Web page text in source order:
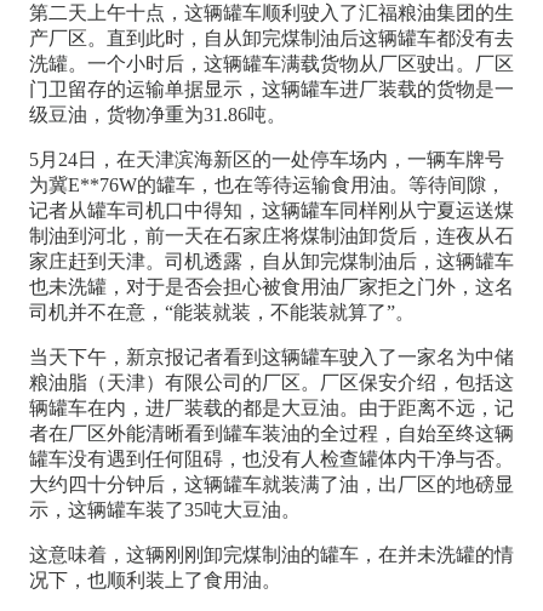
第二天上午十点，这辆罐车顺利驶入了汇福粮油集团的生
产厂区。直到此时，自从卸完煤制油后这辆罐车都没有去
洗罐。一个小时后，这辆罐车满载货物从厂区驶出。厂区
门卫留存的运输单据显示，这辆罐车进厂装载的货物是一
级豆油，货物净重为31.86吨。
5月24日，在天津滨海新区的一处停车场内，一辆车牌号
为冀E**76W的罐车，也在等待运输食用油。等待间隙，
记者从罐车司机口中得知，这辆罐车同样刚从宁夏运送煤
制油到河北，前一天在石家庄将煤制油卸货后，连夜从石
家庄赶到天津。司机透露，自从卸完煤制油后，这辆罐车
也未洗罐，对于是否会担心被食用油厂家拒之门外，这名
司机并不在意，“能装就装，不能装就算了”。
当天下午，新京报记者看到这辆罐车驶入了一家名为中储
粮油脂（天津）有限公司的厂区。厂区保安介绍，包括这
辆罐车在内，进厂装载的都是大豆油。由于距离不远，记
者在厂区外能清晰看到罐车装油的全过程，自始至终这辆
罐车没有遇到任何阻碍，也没有人检查罐体内干净与否。
大约四十分钟后，这辆罐车就装满了油，出厂区的地磅显
示，这辆罐车装了35吨大豆油。
这意味着，这辆刚刚卸完煤制油的罐车，在并未洗罐的情
况下，也顺利装上了食用油。